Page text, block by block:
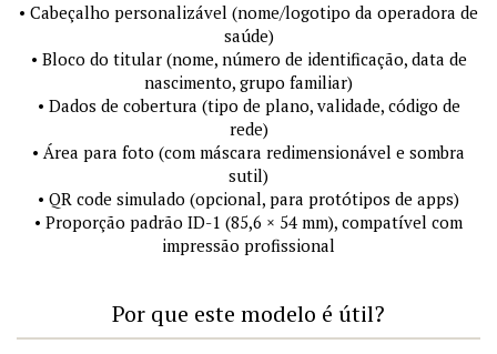
• Cabeçalho personalizável (nome/logotipo da operadora de
saúde)
• Bloco do titular (nome, número de identificação, data de
nascimento, grupo familiar)
• Dados de cobertura (tipo de plano, validade, código de
rede)
• Área para foto (com máscara redimensionável e sombra
sutil)
• QR code simulado (opcional, para protótipos de apps)
• Proporção padrão ID-1 (85,6 × 54 mm), compatível com
impressão profissional
Por que este modelo é útil?